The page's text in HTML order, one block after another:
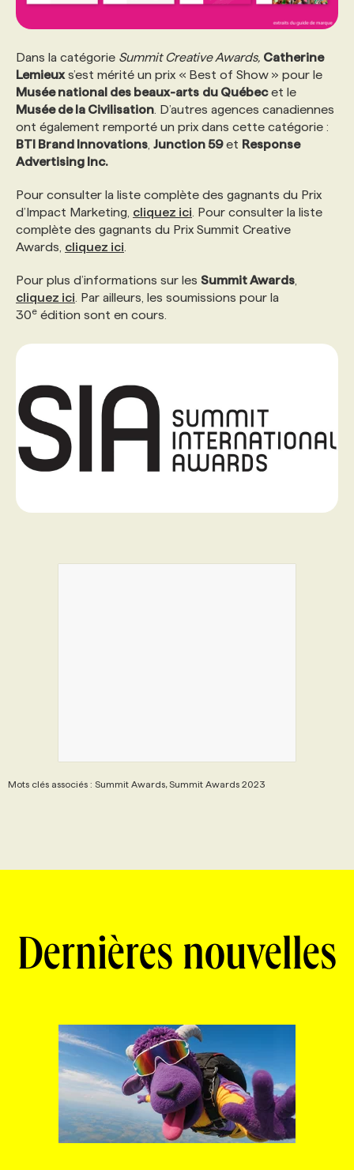
Dans la catégorie Summit Creative Awards, Catherine
Lemieux s’est mérité un prix « Best of Show » pour le
Musée national des beaux-arts du Québecet le
Musée de la Civilisation . D’autres agences canadiennes
ont également remporté un prix dans cette catégorie :
BTI Brand Innovations Junction 59et Response
Advertising Inc.
Pour consulter la liste complète des gagnants du Prix
d’Impact Marketing, cliquez ici . Pour consulter la liste
complète des gagnants du Prix Summit Creative
Awards, cliquez ici
Pour plus d’informations sur les Summit Awards
cliquez ici . Par ailleurs, les soumissions pour la
30e édition sont en cours.
Mots clés associés : Summit Awards, Summit Awards 2023
Dernières nouvelles